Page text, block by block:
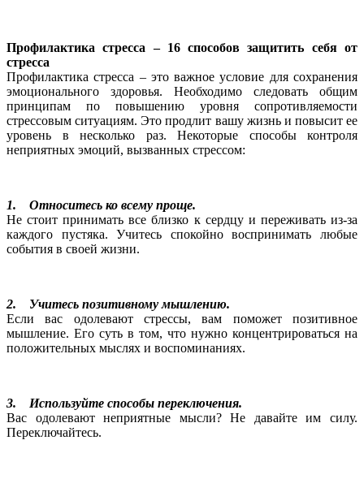
Профилактика стресса – 16 способов защитить себя от
стресса
Профилактика стресса – это важное условие для сохранения
эмоционального здоровья. Необходимо следовать общим
принципам по повышению уровня сопротивляемости
стрессовым ситуациям. Это продлит вашу жизнь и повысит ее
уровень в несколько раз. Некоторые способы контроля
неприятных эмоций, вызванных стрессом:
1. Относитесь ко всему проще.
Не стоит принимать все близко к сердцу и переживать из-за
каждого пустяка. Учитесь спокойно воспринимать любые
события в своей жизни.
2. Учитесь позитивному мышлению.
Если вас одолевают стрессы, вам поможет позитивное
мышление. Его суть в том, что нужно концентрироваться на
положительных мыслях и воспоминаниях.
3. Используйте способы переключения.
Вас одолевают неприятные мысли? Не давайте им силу.
Переключайтесь.